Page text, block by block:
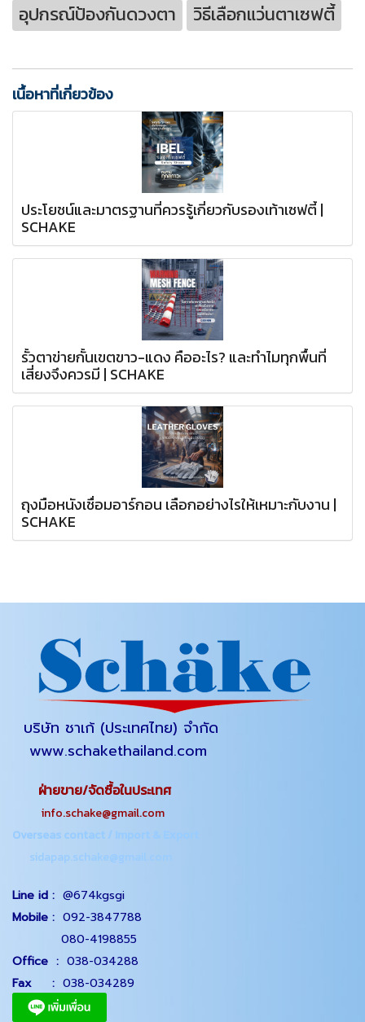
อุปกรณ์ป้องกันดวงตา
วิธีเลือกแว่นตาเซฟตี้
เนื้อหาที่เกี่ยวข้อง
ประโยชน์และมาตรฐานที่ควรรู้เกี่ยวกับรองเท้าเซฟตี้ |
SCHAKE
รั้วตาข่ายกั้นเขตขาว-แดง คืออะไร? และทำไมทุกพื้นที่
เสี่ยงจึงควรมี | SCHAKE
ถุงมือหนังเชื่อมอาร์กอน เลือกอย่างไรให้เหมาะกับงาน |
SCHAKE
บริษัท ชาเก้ (ประเทศไทย) จำกัด
www.schakethailand.com
ฝ่ายขาย/จัดซื้อในประเทศ
info.schake@gmail.com
Overseas contact / Import & Export
sidapap.schake@gmail.com
Line id : @674kgsgi
Mobile : 092-3847788
080-4198855
Office : 038-034288
Fax : 038-034289